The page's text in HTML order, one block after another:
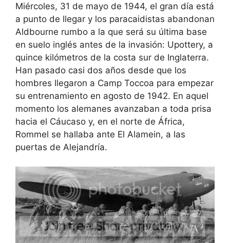
Miércoles, 31 de mayo de 1944, el gran día está
a punto de llegar y los paracaidistas abandonan
Aldbourne rumbo a la que será su última base
en suelo inglés antes de la invasión: Upottery, a
quince kilómetros de la costa sur de Inglaterra.
Han pasado casi dos años desde que los
hombres llegaron a Camp Toccoa para empezar
su entrenamiento en agosto de 1942. En aquel
momento los alemanes avanzaban a toda prisa
hacia el Cáucaso y, en el norte de África,
Rommel se hallaba ante El Alamein, a las
puertas de Alejandría.